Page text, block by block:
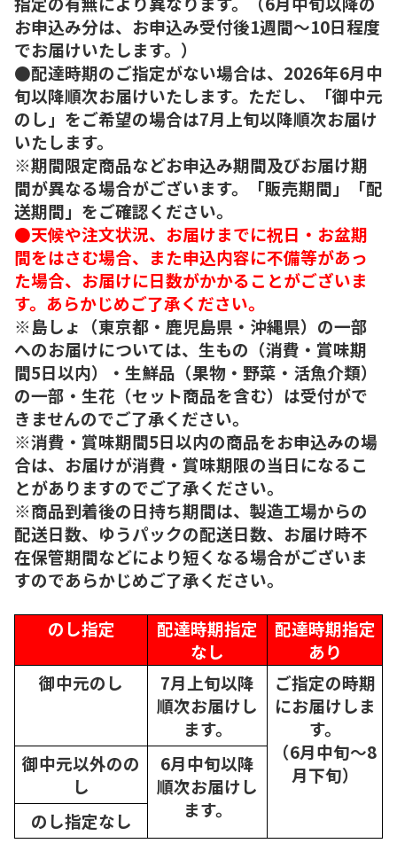
お申込み分は、お申込み受付後1週間～10日程度
でお届けいたします。）
●配達時期のご指定がない場合は、2026年6月中
旬以降順次お届けいたします。ただし、「御中元
のし」をご希望の場合は7月上旬以降順次お届け
いたします。
※期間限定商品などお申込み期間及びお届け期
間が異なる場合がございます。「販売期間」「配
送期間」をご確認ください。
●天候や注文状況、お届けまでに祝日・お盆期
間をはさむ場合、また申込内容に不備等があっ
た場合、お届けに日数がかかることがございま
す。あらかじめご了承ください。
※島しょ（東京都・鹿児島県・沖縄県）の一部
へのお届けについては、生もの（消費・賞味期
間5日以内）・生鮮品（果物・野菜・活魚介類）
の一部・生花（セット商品を含む）は受付がで
きませんのでご了承ください。
※消費・賞味期間5日以内の商品をお申込みの場
合は、お届けが消費・賞味期限の当日になるこ
とがありますのでご了承ください。
※商品到着後の日持ち期間は、製造工場からの
配送日数、ゆうパックの配送日数、お届け時不
在保管期間などにより短くなる場合がございま
すのであらかじめご了承ください。
のし指定
配達時期指定
なし
配達時期指定
あり
御中元のし
7月上旬以降
順次お届けし
ます。
ご指定の時期
にお届けしま
す。
（6月中旬～8
月下旬）
御中元以外のの
し
6月中旬以降
順次お届けし
ます。
のし指定なし